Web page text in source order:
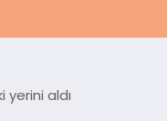
yerini aldı